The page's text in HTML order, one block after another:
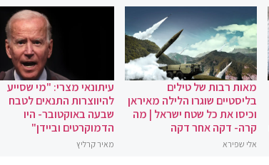
מאות רבות של טילים
בליסטיים שוגרו הלילה מאיראן
וכיסו את כל שטח ישראל | מה
קרה- דקה אחר דקה
אלי שפירא
עיתונאי מצרי: "מי שסייע
להיווצרות התנאים לטבח
שבעה באוקטובר- היו
הדמוקרטים וביידן"
מאיר קרליץ